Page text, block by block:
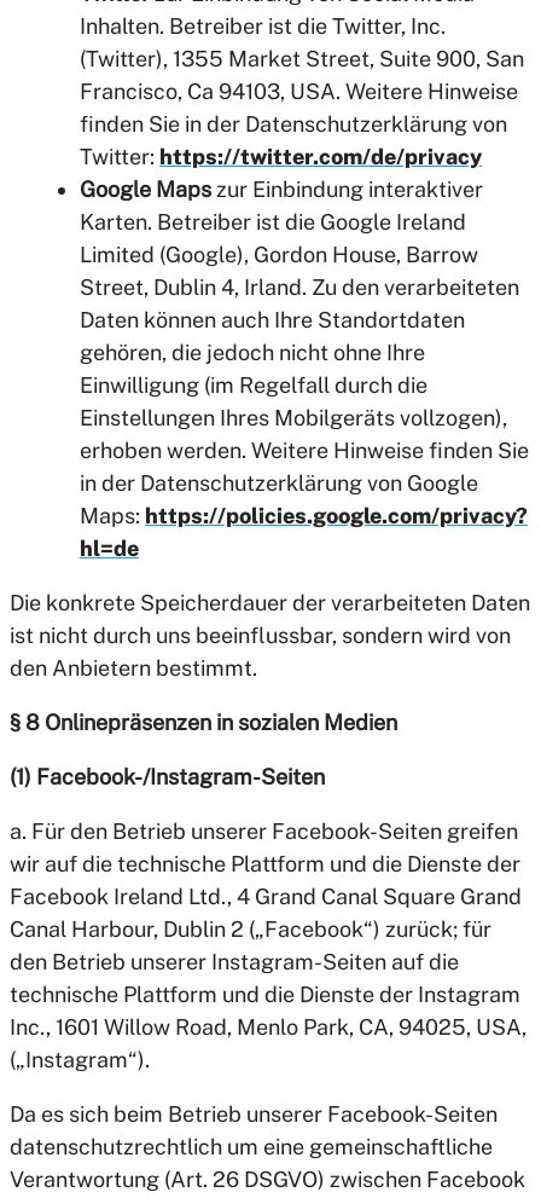
Inhalten. Betreiber ist die Twitter, Inc.
(Twitter), 1355 Market Street, Suite 900, San
Francisco, Ca 94103, USA. Weitere Hinweise
finden Sie in der Datenschutzerklärung von
Twitter: https://twitter.com/de/privacy
Google Maps zur Einbindung interaktiver
Karten. Betreiber ist die Google Ireland
Limited (Google), Gordon House, Barrow
Street, Dublin 4, Irland. Zu den verarbeiteten
Daten können auch Ihre Standortdaten
gehören, die jedoch nicht ohne Ihre
Einwilligung (im Regelfall durch die
Einstellungen Ihres Mobilgeräts vollzogen),
erhoben werden. Weitere Hinweise finden Sie
in der Datenschutzerklärung von Google
Maps: https://policies.google.com/privacy?
hl=de
Die konkrete Speicherdauer der verarbeiteten Daten
ist nicht durch uns beeinflussbar, sondern wird von
den Anbietern bestimmt.
§ 8 Onlinepräsenzen in sozialen Medien
(1) Facebook-/Instagram-Seiten
a. Für den Betrieb unserer Facebook-Seiten greifen
wir auf die technische Plattform und die Dienste der
Facebook Ireland Ltd., 4 Grand Canal Square Grand
Canal Harbour, Dublin 2 („Facebook“) zurück; für
den Betrieb unserer Instagram-Seiten auf die
technische Plattform und die Dienste der Instagram
Inc., 1601 Willow Road, Menlo Park, CA, 94025, USA,
(„Instagram“).
Da es sich beim Betrieb unserer Facebook-Seiten
datenschutzrechtlich um eine gemeinschaftliche
Verantwortung (Art. 26 DSGVO) zwischen Facebook